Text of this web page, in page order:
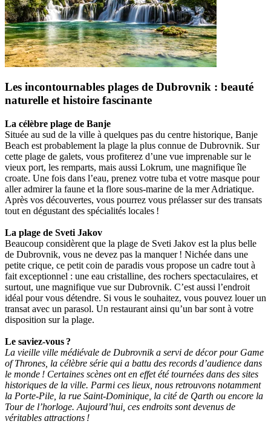
Les incontournables plages de Dubrovnik : beauté
naturelle et histoire fascinante
La célèbre plage de Banje
Située au sud de la ville à quelques pas du centre historique, Banje
Beach est probablement la plage la plus connue de Dubrovnik. Sur
cette plage de galets, vous profiterez d’une vue imprenable sur le
vieux port, les remparts, mais aussi Lokrum, une magnifique île
croate. Une fois dans l’eau, prenez votre tuba et votre masque pour
aller admirer la faune et la flore sous-marine de la mer Adriatique.
Après vos découvertes, vous pourrez vous prélasser sur des transats
tout en dégustant des spécialités locales !
La plage de Sveti Jakov
Beaucoup considèrent que la plage de Sveti Jakov est la plus belle
de Dubrovnik, vous ne devez pas la manquer ! Nichée dans une
petite crique, ce petit coin de paradis vous propose un cadre tout à
fait exceptionnel : une eau cristalline, des rochers spectaculaires, et
surtout, une magnifique vue sur Dubrovnik. C’est aussi l’endroit
idéal pour vous détendre. Si vous le souhaitez, vous pouvez louer un
transat avec un parasol. Un restaurant ainsi qu’un bar sont à votre
disposition sur la plage.
Le saviez-vous ?
La vieille ville médiévale de Dubrovnik a servi de décor pour Game
of Thrones, la célèbre série qui a battu des records d’audience dans
le monde ! Certaines scènes ont en effet été tournées dans des sites
historiques de la ville. Parmi ces lieux, nous retrouvons notamment
la Porte-Pile, la rue Saint-Dominique, la cité de Qarth ou encore la
Tour de l’horloge. Aujourd’hui, ces endroits sont devenus de
véritables attractions !